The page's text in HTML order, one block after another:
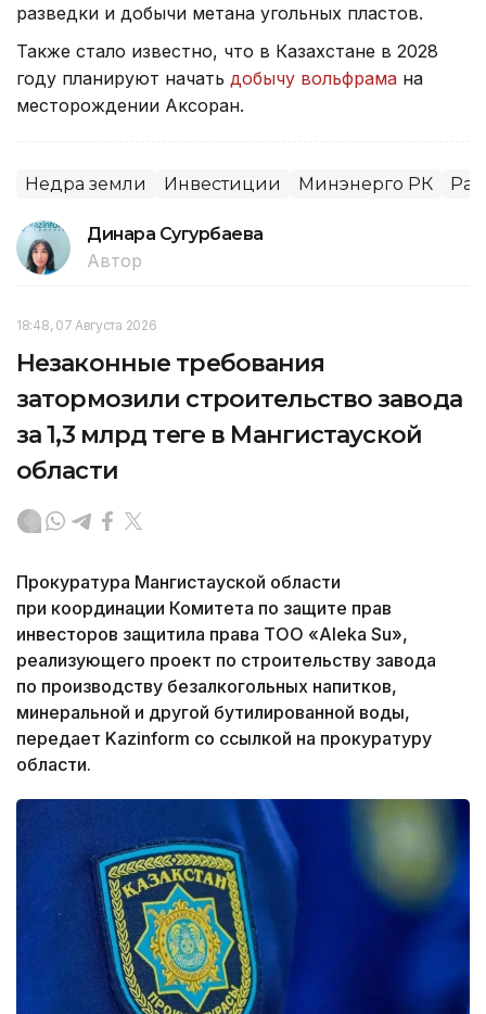
разведки и добычи метана угольных пластов.
Также стало известно, что в Казахстане в 2028
году планируют начать добычу вольфрама на
месторождении Аксоран.
Недра земли Инвестиции Минэнерго РК
Динара Сугурбаева
Автор
18:48, 07 Августа 2026
Незаконные требования
затормозили строительство завода
за 1,3 млрд теңге в Мангистауской
области
Прокуратура Мангистауской области
при координации Комитета по защите прав
инвесторов защитила права ТОО «Aleka Su»,
реализующего проект по строительству завода
по производству безалкогольных напитков,
минеральной и другой бутилированной воды,
передает Kazinform со ссылкой на прокуратуру
области.